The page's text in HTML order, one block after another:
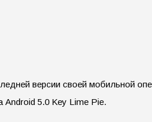
версии своей мобильной
5.0 Key Lime Pie.